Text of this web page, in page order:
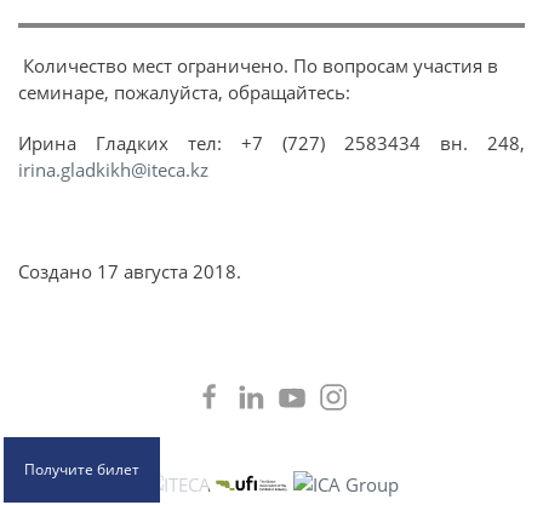
Количество мест ограничено. По вопросам участия в
семинаре, пожалуйста, обращайтесь:
Ирина Гладких тел: +7 (727) 2583434 вн. 248,
irina.gladkikh@iteca.kz
Создано 17 августа 2018.
Получите билет